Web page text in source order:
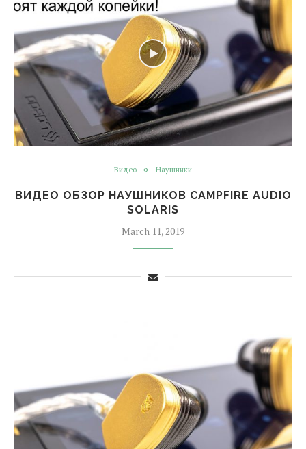
Видео Наушники
ВИДЕО ОБЗОР НАУШНИКОВ CAMPFIRE AUDIO
SOLARIS
March 11, 2019